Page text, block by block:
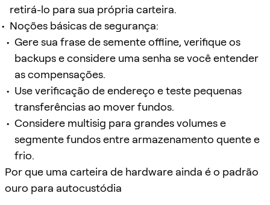
retirá-lo para sua própria carteira.
Noções básicas de segurança:
Gere sua frase de semente offline, verifique os
backups e considere uma senha se você entender
as compensações.
Use verificação de endereço e teste pequenas
transferências ao mover fundos.
Considere multisig para grandes volumes e
segmente fundos entre armazenamento quente e
frio.
Por que uma carteira de hardware ainda é o padrão
ouro para autocustódia